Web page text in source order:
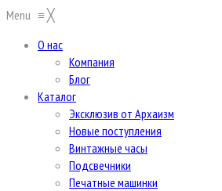
Menu ≡╳
О нас
Компания
Блог
Каталог
Эксклюзив от Архаизм
Новые поступления
Винтажные часы
Подсвечники
Печатные машинки